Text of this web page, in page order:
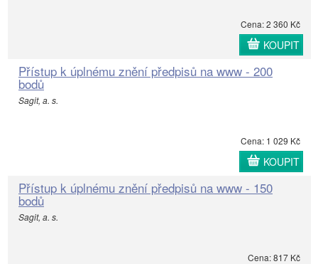
Cena: 2 360 Kč
KOUPIT
Přístup k úplnému znění předpisů na www - 200
bodů
Sagit, a. s.
Cena: 1 029 Kč
KOUPIT
Přístup k úplnému znění předpisů na www - 150
bodů
Sagit, a. s.
Cena: 817 Kč